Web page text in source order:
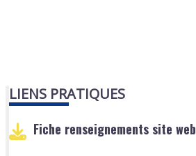
LIENS PRATIQUES
Fiche renseignements site web